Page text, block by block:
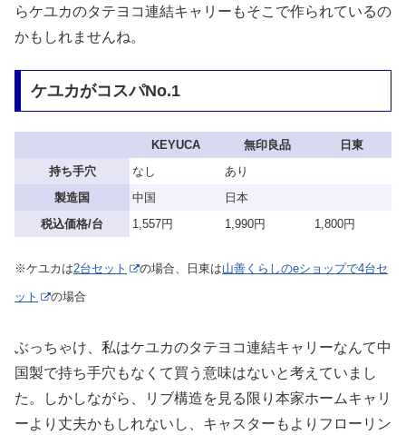
らケユカのタテヨコ連結キャリーもそこで作られているの
かもしれませんね。
ケユカがコスパNo.1
KEYUCA 無印良品
日東
持ち手穴
なし
あり
製造国
中国
日本
税込価格/台
1,557円 1,990円 1,800円
※ケユカは2台セット の場合、日東は山善くらしのeショップで4台セ
ット の場合
ぶっちゃけ、私はケユカのタテヨコ連結キャリーなんて中
国製で持ち手穴もなくて買う意味はないと考えていまし
た。しかしながら、リブ構造を見る限り本家ホームキャリ
ーより丈夫かもしれないし、キャスターもよりフローリン